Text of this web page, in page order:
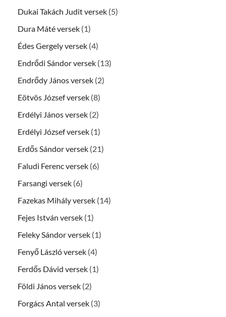
Dukai Takách Judit versek (5)
Dura Máté versek (1)
Édes Gergely versek (4)
Endrődi Sándor versek (13)
Endrődy János versek (2)
Eötvös József versek (8)
Erdélyi János versek (2)
Erdélyi József versek (1)
Erdős Sándor versek (21)
Faludi Ferenc versek (6)
Farsangi versek (6)
Fazekas Mihály versek (14)
Fejes István versek (1)
Feleky Sándor versek (1)
Fenyő László versek (4)
Ferdős Dávid versek (1)
Földi János versek (2)
Forgács Antal versek (3)